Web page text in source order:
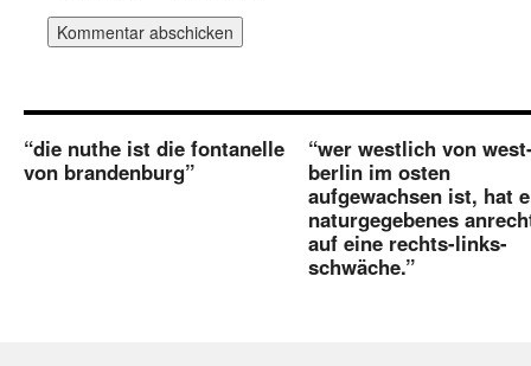
“die nuthe ist die fontanelle
von brandenburg”
“wer westlich von
berlin im osten
aufgewachsen ist, hat
naturgegebenes
auf eine rechts-links-
schwäche.”